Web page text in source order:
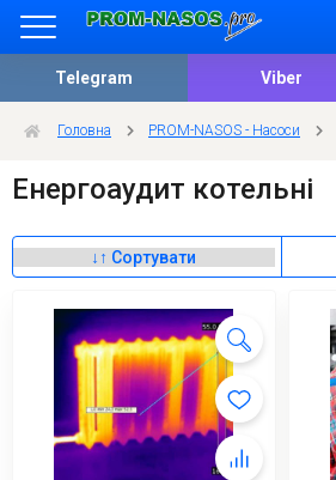
Telegram Viber
Головна PROM-NASOS - Насоси
Енергоаудит котельні